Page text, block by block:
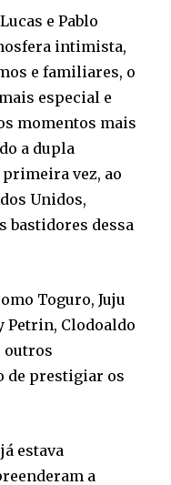
e Pablo
intimista,
e familiares, o
especial e
momentos mais
a dupla
vez, ao
Unidos,
bastidores dessa
Toguro, Juju
Petrin, Clodoaldo
outros
de prestigiar os
estava
a